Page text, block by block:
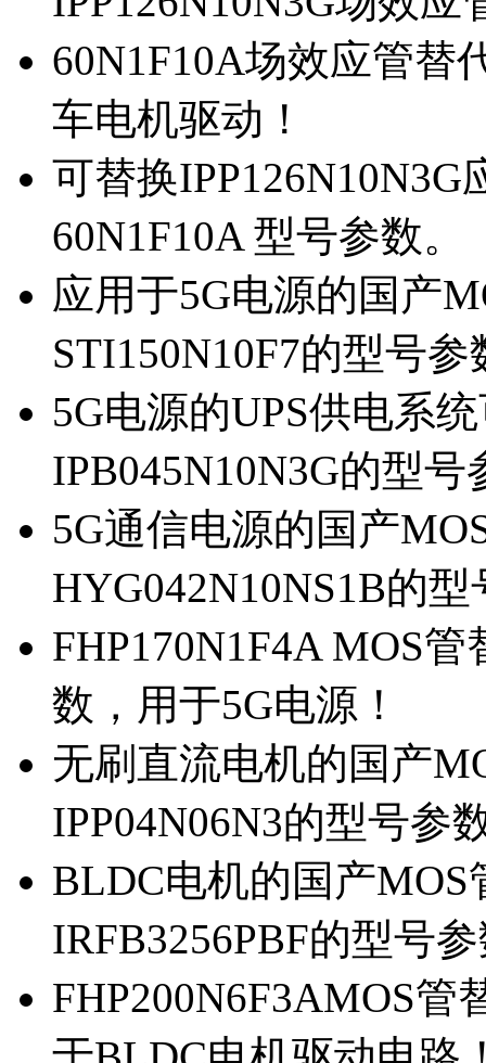
60N1F10A场效应管替
车电机驱动！
可替换
60N1F10A 型号参数。
应用于5G电源的国产
STI150N10F7的型号参
5G电源的UPS供电系
IPB045N10N3G的型号
5G通信电源的国产
HYG042N10NS1B的
FHP170N1F4A MOS
数，用于5G电源！
无刷直流电机的国产
IPP04N06N3的型号参
BLDC电机的国产MOS
IRFB3256PBF的型号
FHP200N6F3AMOS管